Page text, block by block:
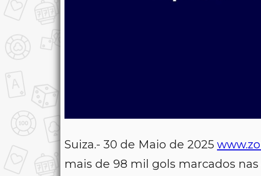
Suiza.- 30 de Maio de 2025
mais de 98 mil gols marcados